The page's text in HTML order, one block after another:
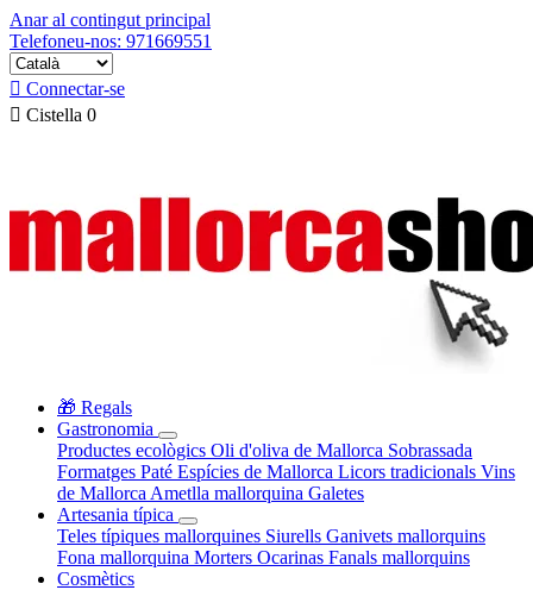
Anar al contingut principal
Telefoneu-nos: 971669551
 Connectar-se
 Cistella 0
🎁 Regals
Gastronomia
Productes ecològics Oli d'oliva de Mallorca Sobrassada
Formatges Paté Espícies de Mallorca Licors tradicionals Vins
de Mallorca Ametlla mallorquina Galetes
Artesania típica
Teles típiques mallorquines Siurells Ganivets mallorquins
Fona mallorquina Morters Ocarinas Fanals mallorquins
Cosmètics